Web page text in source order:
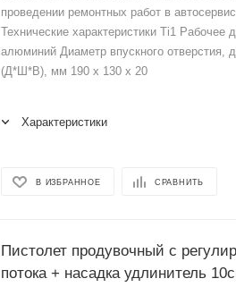
проведении ремонтных работ в
Технические характеристики Ti1 Рабочее
алюминий Диаметр впускного отверстия,
(Д*Ш*В), мм 190 x 130 x 20
Характеристики
В ИЗБРАННОЕ СРАВНИТЬ
Пистолет продувочный с
потока + насадка удлинитель